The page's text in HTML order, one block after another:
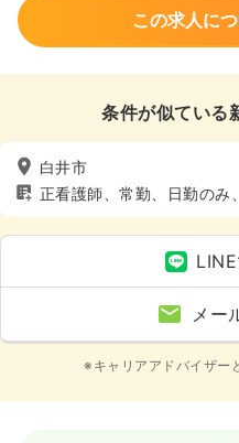
この求人に
条件が似ている
白井市
正看護師、常勤、日勤のみ
系、4週8休以上
メー
※キャリアアドバイザー